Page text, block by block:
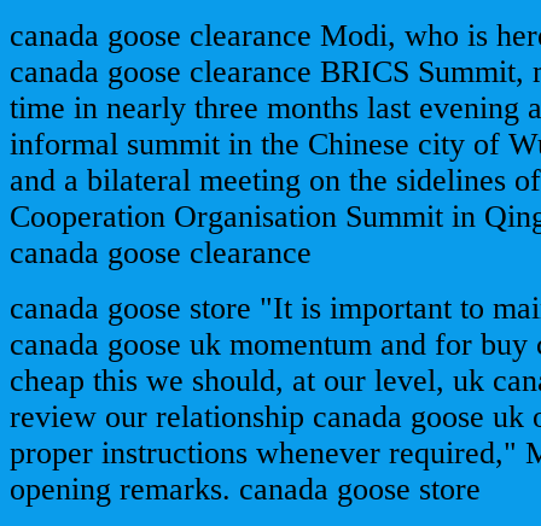
canada goose clearance Modi, who is
canada goose clearance BRICS
time in nearly three months last evening
informal summit in the Chinese city of
and a bilateral meeting on the sidelines
Cooperation Organisation Summit in
canada goose clearance
canada goose store "It is important to
canada goose uk momentum and for buy
cheap this we should, at our level, uk
review our relationship canada goose uk
proper instructions whenever required,"
opening remarks. canada goose store